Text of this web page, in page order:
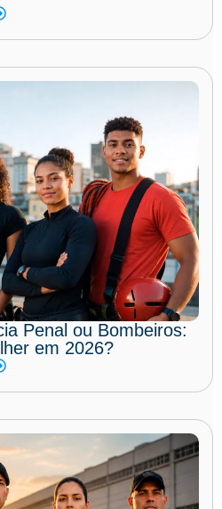
Penal ou Bombeiros:
em 2026?